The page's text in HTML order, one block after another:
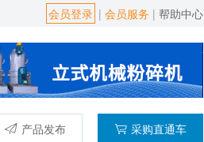
会员登录 | 会员服务 | 帮助中心
产品发布 采购直通车